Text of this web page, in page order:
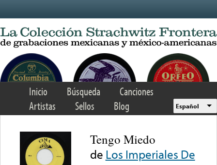
Inicio Búsqueda
Canciones
Artistas
Sellos Blog Español
Tengo Miedo
de Los Imperiales De